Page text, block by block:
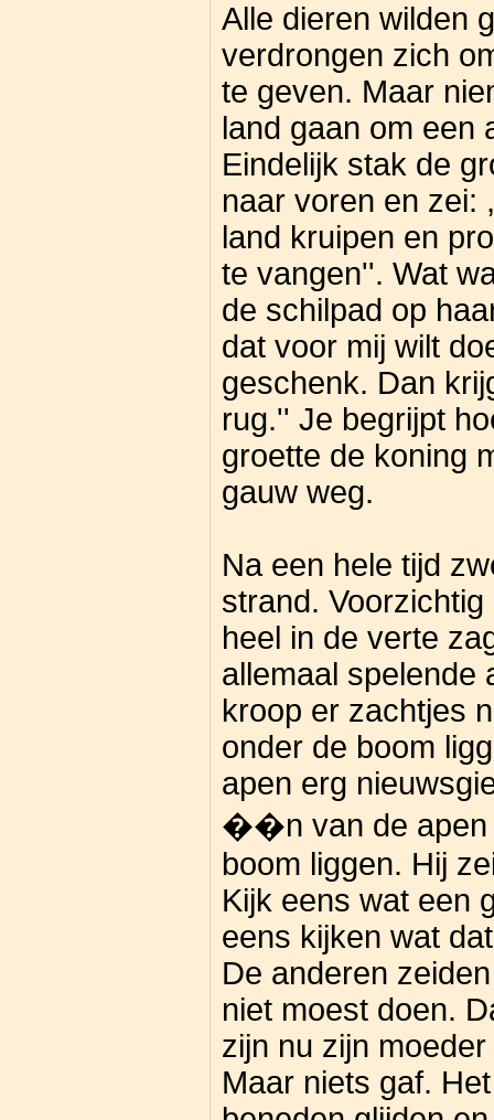
Alle dieren wilden
verdrongen zich
te geven. Maar
land gaan om een
Eindelijk stak de
naar voren en zei:
land kruipen en
te vangen''. Wat
de schilpad op
dat voor mij wilt
geschenk. Dan
rug.'' Je begrijpt
groette de koning
gauw weg.
Na een hele tijd
strand.
heel in de verte
allemaal spelende
kroop er zachtjes
onder de boom
apen erg
��n van de apen
boom liggen. Hij
Kijk eens wat een
eens kijken wat
De anderen
niet moest doen.
zijn nu zijn
Maar niets gaf.